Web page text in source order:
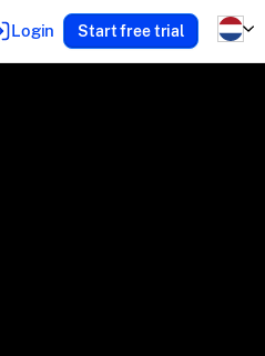
Login Start free trial